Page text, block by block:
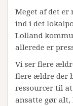
Meget af det
ind i det
Lolland
allerede er
Vi ser flere
flere ældre der
ressourcer til
ansatte gør alt,